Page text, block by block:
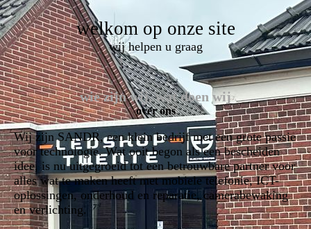
welkom op onze site
wij helpen u graag
wie zijn wij, wat doen wij
over ons
Wij zijn SANDR, een klein bedrijf met een grote passie
voor technologie. Wat ooit begon als een bescheiden
idee, is nu uitgegroeid tot een betrouwbare partner voor
alles wat te maken heeft met mobiele telefonie, ICT-
oplossingen, onderhoud en reparatie, camerabewaking
en verlichting.